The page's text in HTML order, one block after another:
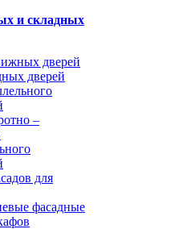
и складных
дверей
дверей
–
для
фасадные